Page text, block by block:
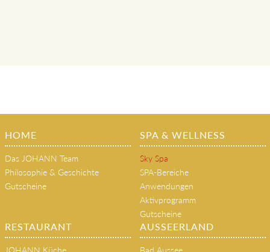
HOME
Das JOHANN Team
Philosophie & Geschichte
SPA & WELLNESS
Sky Spa
SPA-Bereiche
Anwendungen
Aktivprogramm
Gutscheine
RESTAURANT AUSSEERLAND